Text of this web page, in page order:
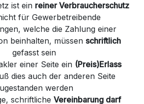
ist ein reiner Verbraucherschutz
für Gewerbetreibende
welche die Zahlung einer
beinhalten, müssen schriftlich
gefasst sein
einer Seite ein (Preis)Erlass
dies auch der anderen Seite
werden
schriftliche Vereinbarung darf